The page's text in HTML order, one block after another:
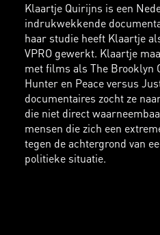
Klaartje Quirijns is een
indrukwekkende
haar studie heeft Klaartje
VPRO gewerkt. Klaartje
met films als The Brooklyn
Hunter en Peace versus
documentaires zocht ze
die niet direct
mensen die zich een
tegen de achtergrond van
politieke situatie.